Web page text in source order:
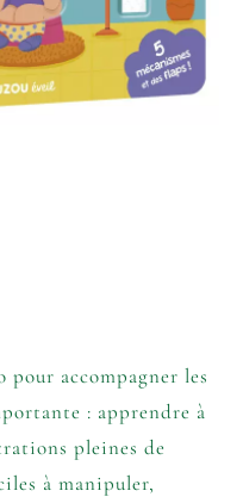
accompagner les
: apprendre à
pleines de
à manipuler,